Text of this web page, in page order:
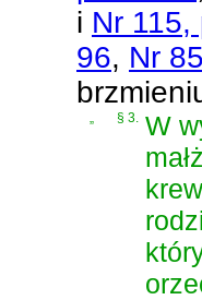
i Nr 115,
96, Nr
„ § 3. W